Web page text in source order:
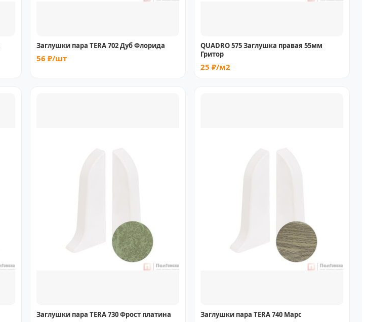
Заглушки пара TERA 702 Дуб Флорида
56 ₽/шт
QUADRO 575 Заглушка правая 55мм
Гритор
25 ₽/м2
Заглушки пара TERA 730 Фрост платина Заглушки пара TERA 740 Марс